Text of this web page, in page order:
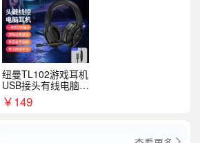
纽曼TL102游戏耳机
USB接头有线电脑耳
机耳麦
￥149